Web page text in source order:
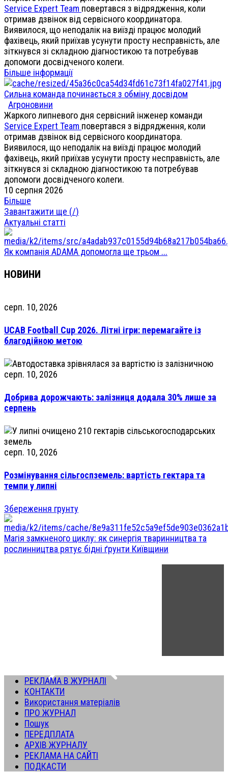
Service Expert Team повертався з відрядження, коли
отримав дзвінок від сервісного координатора.
Виявилося, що неподалік на виїзді працює молодий
фахівець, який приїхав усунути просту несправність, але
зіткнувся зі складною діагностикою та потребував
допомоги досвідченого колеги.
Більше інформації
Сильна команда починається з обміну досвідом
Агроновини
Жаркого липневого дня сервісний інженер команди
Service Expert Team повертався з відрядження, коли
отримав дзвінок від сервісного координатора.
Виявилося, що неподалік на виїзді працює молодий
фахівець, який приїхав усунути просту несправність, але
зіткнувся зі складною діагностикою та потребував
допомоги досвідченого колеги.
10 серпня 2026
Більше
Завантажити ще (/)
Актуальні статті
Як компанія ADAMA допомогла ще трьом ...
НОВИНИ
серп. 10, 2026
UCAB Football Cup 2026. Літні ігри: перемагайте із
благодійною метою
серп. 10, 2026
Добрива дорожчають: залізниця додала 30% лише за
серпень
серп. 10, 2026
Розмінування сільгоспземель: вартість гектара та
темпи у липні
Збереження грунту
Магія замкненого циклу: як синергія тваринництва та
рослинництва рятує бідні ґрунти Київщини
РЕКЛАМА В ЖУРНАЛІ
КОНТАКТИ
Використання матеріалів
ПРО ЖУРНАЛ
Пошук
ПЕРЕДПЛАТА
АРХІВ ЖУРНАЛУ
РЕКЛАМА НА САЙТІ
ПОДКАСТИ